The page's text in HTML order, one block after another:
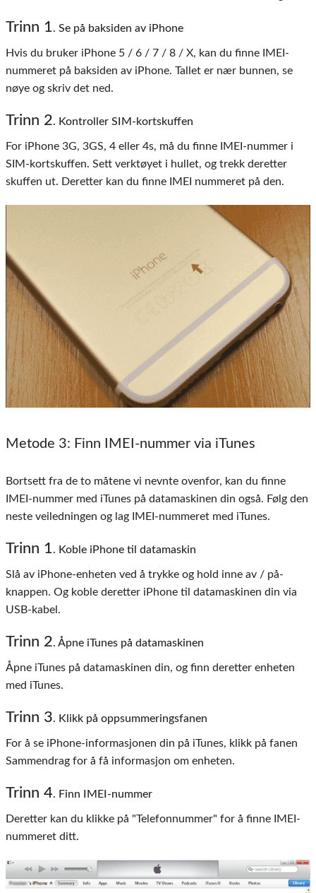
Trinn 1. Se på baksiden av iPhone
Hvis du bruker iPhone 5 / 6 / 7 / 8 / X, kan du finne IMEI-
nummeret på baksiden av iPhone. Tallet er nær bunnen, se
nøye og skriv det ned.
Trinn 2. Kontroller SIM-kortskuffen
For iPhone 3G, 3GS, 4 eller 4s, må du finne IMEI-nummer i
SIM-kortskuffen. Sett verktøyet i hullet, og trekk deretter
skuffen ut. Deretter kan du finne IMEI nummeret på den.
Metode 3: Finn IMEI-nummer via iTunes
Bortsett fra de to måtene vi nevnte ovenfor, kan du finne
IMEI-nummer med iTunes på datamaskinen din også. Følg den
neste veiledningen og lag IMEI-nummeret med iTunes.
Trinn 1. Koble iPhone til datamaskin
Slå av iPhone-enheten ved å trykke og hold inne av / på-
knappen. Og koble deretter iPhone til datamaskinen din via
USB-kabel.
Trinn 2. Åpne iTunes på datamaskinen
Åpne iTunes på datamaskinen din, og finn deretter enheten
med iTunes.
Trinn 3. Klikk på oppsummeringsfanen
For å se iPhone-informasjonen din på iTunes, klikk på fanen
Sammendrag for å få informasjon om enheten.
Trinn 4. Finn IMEI-nummer
Deretter kan du klikke på "Telefonnummer" for å finne IMEI-
nummeret ditt.